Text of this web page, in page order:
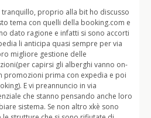
tranquillo, proprio alla bit ho discusso
tema con quelli della booking.com e
dato ragione e infatti si sono accorti
li anticipa quasi sempre per via
migliore gestione delle
capirsi gli alberghi vanno on-
promozioni prima con expedia e poi
E vi preannuncio in via
che stanno pensando anche loro
sistema. Se non altro xkè sono